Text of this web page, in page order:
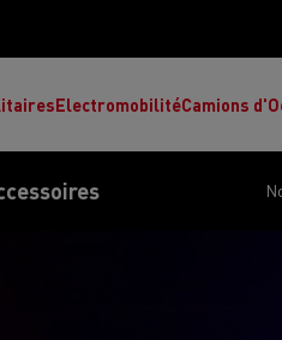
ElectromobilitéCamions